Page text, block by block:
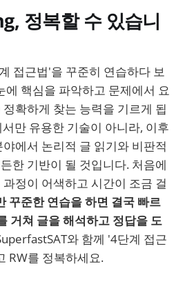
정복할 수 있습니
접근법'을 꾸준히 연습하다 보
에 핵심을 파악하고 문제에서 요
확하게 찾는 능력을 기르게 됩
만 유용한 기술이 아니라, 이후
에서 논리적 글 읽기와 비판적
한 기반이 될 것입니다. 처음에
정이 어색하고 시간이 조금 걸
꾸준한 연습을 하면 결국 빠르
거쳐 글을 해석하고 정답을 도
와 함께 '4단계 접근
RW를 정복하세요.